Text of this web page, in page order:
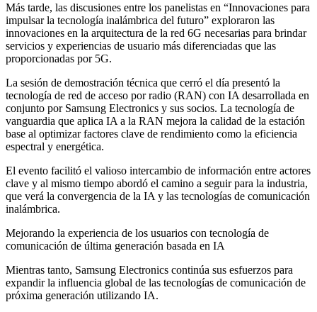
Más tarde, las discusiones entre los panelistas en “Innovaciones para
impulsar la tecnología inalámbrica del futuro” exploraron las
innovaciones en la arquitectura de la red 6G necesarias para brindar
servicios y experiencias de usuario más diferenciadas que las
proporcionadas por 5G.
La sesión de demostración técnica que cerró el día presentó la
tecnología de red de acceso por radio (RAN) con IA desarrollada en
conjunto por Samsung Electronics y sus socios. La tecnología de
vanguardia que aplica IA a la RAN mejora la calidad de la estación
base al optimizar factores clave de rendimiento como la eficiencia
espectral y energética.
El evento facilitó el valioso intercambio de información entre actores
clave y al mismo tiempo abordó el camino a seguir para la industria,
que verá la convergencia de la IA y las tecnologías de comunicación
inalámbrica.
Mejorando la experiencia de los usuarios con tecnología de
comunicación de última generación basada en IA
Mientras tanto, Samsung Electronics continúa sus esfuerzos para
expandir la influencia global de las tecnologías de comunicación de
próxima generación utilizando IA.